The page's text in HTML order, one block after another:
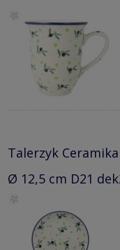
Talerzyk
Ø 12,5 cm D21